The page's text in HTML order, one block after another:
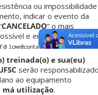
ou impossibilidade
indicar o evento da
CANCELADO” o mais
e enviar um e-mail
.
treinada(o) e sua(eu)
serão
ao equipamento
má utilização.